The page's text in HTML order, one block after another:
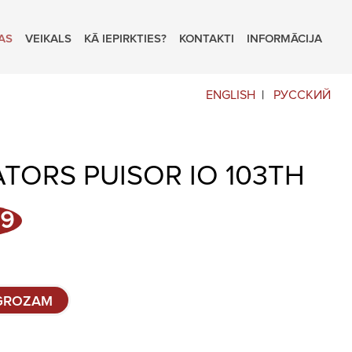
VEIKALS KĀ IEPIRKTIES? KONTAKTI INFORMĀCIJA
ENGLISH РУССКИЙ
PUISOR IO 103TH